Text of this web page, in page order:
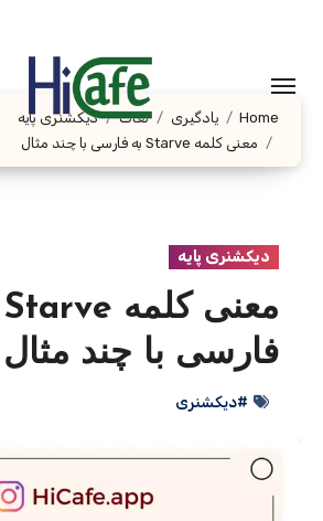
content
Home یادگیری لغات
دیکشنری پایه
معنی کلمه Starve به فارسی با چند مثال
دیکشنری پایه
فارسی با چند مثال
#دیکشنری